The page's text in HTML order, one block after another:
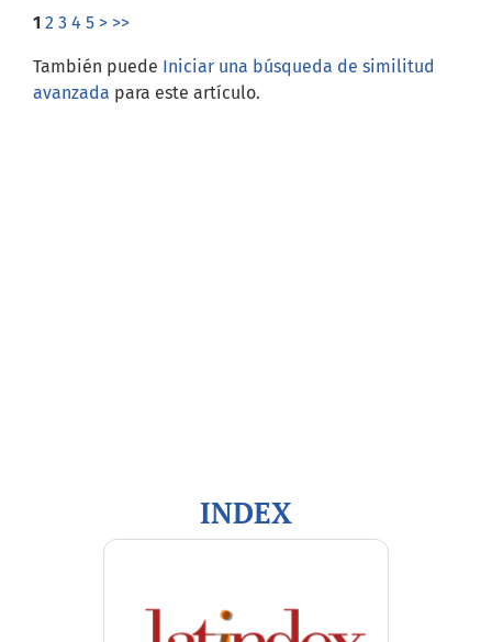
1 2 3 4 5 > >>
También puede Iniciar una búsqueda de similitud
avanzada para este artículo.
INDEX